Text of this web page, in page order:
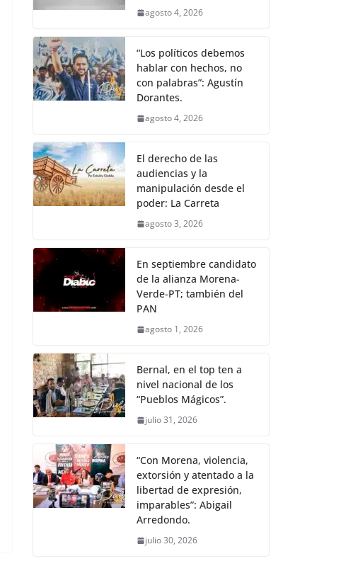
agosto 4, 2026
“Los políticos debemos
hablar con hechos, no
con palabras”: Agustín
Dorantes.
agosto 4, 2026
El derecho de las
audiencias y la
manipulación desde el
poder: La Carreta
agosto 3, 2026
En septiembre candidato
de la alianza Morena-
Verde-PT; también del
PAN
agosto 1, 2026
Bernal, en el top ten a
nivel nacional de los
“Pueblos Mágicos”.
julio 31, 2026
“Con Morena, violencia,
extorsión y atentado a la
libertad de expresión,
imparables”: Abigail
Arredondo.
julio 30, 2026